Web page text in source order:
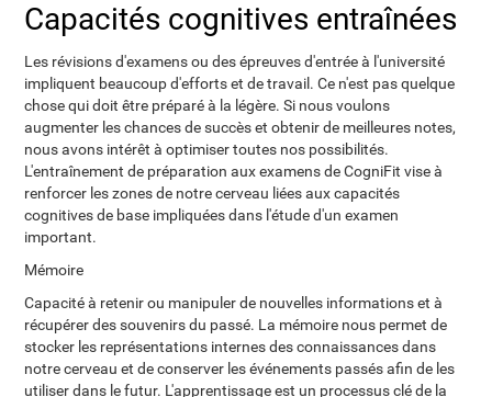
Capacités cognitives entraînées
Les révisions d'examens ou des épreuves d'entrée à l'université
impliquent beaucoup d'efforts et de travail. Ce n'est pas quelque
chose qui doit être préparé à la légère. Si nous voulons
augmenter les chances de succès et obtenir de meilleures notes,
nous avons intérêt à optimiser toutes nos possibilités.
L'entraînement de préparation aux examens de CogniFit vise à
renforcer les zones de notre cerveau liées aux capacités
cognitives de base impliquées dans l'étude d'un examen
important.
Mémoire
Capacité à retenir ou manipuler de nouvelles informations et à
récupérer des souvenirs du passé. La mémoire nous permet de
stocker les représentations internes des connaissances dans
notre cerveau et de conserver les événements passés afin de les
utiliser dans le futur. L'apprentissage est un processus clé de la